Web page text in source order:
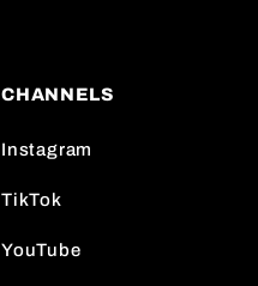
CHANNELS
Instagram
TikTok
YouTube